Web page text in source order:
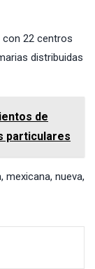
con 22 centros
distribuidas
de
particulares
, mexicana, nueva,